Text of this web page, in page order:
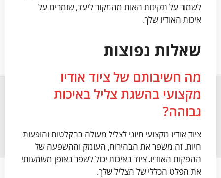
לשמור על תקינות האות מהמקור ליעד, שומרים על
איכות האודיו שלך.
שאלות נפוצות
מה חשיבותם של ציוד אודיו
מקצועי בהשגת צליל באיכות
גבוהה?
ציוד אודיו מקצועי חיוני לצליל מעולה בהקלטות והופעות
חיות. זה משפר את הבהירות, העומק וההשפעה של
ההפקות האודיו. ציוד באיכות יכול לשפר באופן משמעותי
את הפלט הכללי של הצליל שלך.